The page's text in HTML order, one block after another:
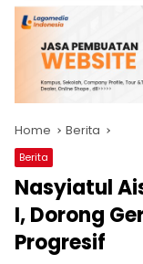
Home Berita
Berita
Nasyiatul
I, Dorong
Progresif